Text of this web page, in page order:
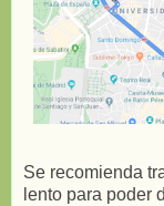
Se recomienda
lento para poder